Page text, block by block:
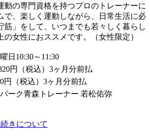
動の専門資格を持つプロのトレーナーに
で、楽しく運動しながら、日常生活に必
筋」をして、いつまでも若々しく暮らし
の女性におススメです。（女性限定）
日10:30～11:30
円（税込）3ヶ月分前払
円（税込）3ヶ月分前払
ーク青森トレーナー 若松佑弥
きについて